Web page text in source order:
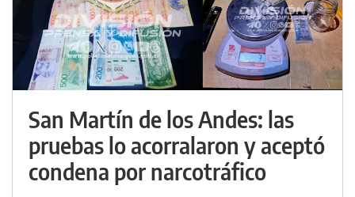
San Martín de los Andes: las
pruebas lo acorralaron y aceptó
condena por narcotráfico